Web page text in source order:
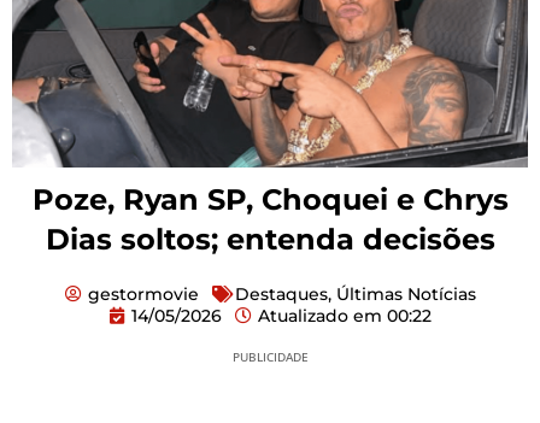
Poze, Ryan SP, Choquei e Chrys
Dias soltos; entenda decisões
gestormovie Destaques, Últimas Notícias
14/05/2026
Atualizado em 00:22
PUBLICIDADE